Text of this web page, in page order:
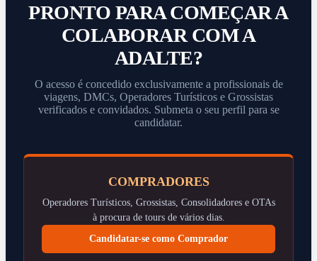
PRONTO PARA COMEÇAR A
COLABORAR COM A
ADALTE?
O acesso é concedido exclusivamente a profissionais de
viagens, DMCs, Operadores Turísticos e Grossistas
verificados e convidados. Submeta o seu perfil para se
candidatar.
COMPRADORES
Operadores Turísticos, Grossistas, Consolidadores e OTAs
à procura de tours de vários dias.
Candidatar-se como Comprador